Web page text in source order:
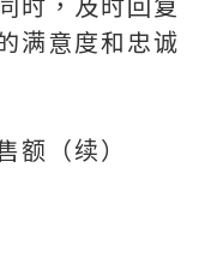
满意度和忠诚
额（续）